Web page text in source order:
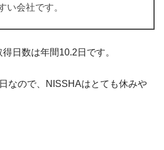
い会社です。
日数は年間10.2日です。
なので、NISSHAはとても休みや